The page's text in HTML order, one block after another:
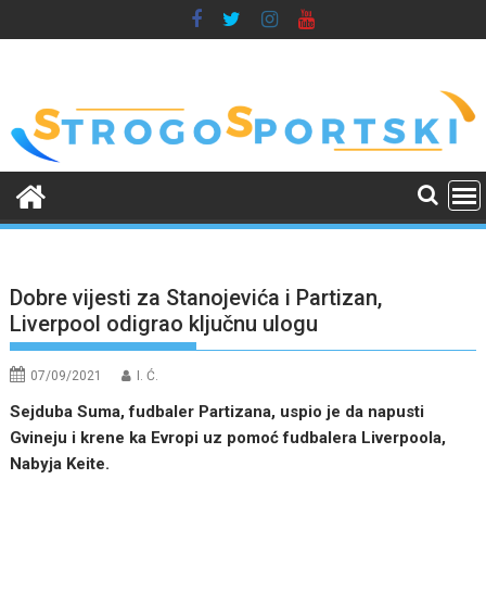
to
Dobre vijesti za Stanojevića i Partizan,
Liverpool odigrao ključnu ulogu
07/09/2021 I. Ć.
Sejduba Suma, fudbaler Partizana, uspio je da napusti
Gvineju i krene ka Evropi uz pomoć fudbalera Liverpoola,
Nabyja Keite.